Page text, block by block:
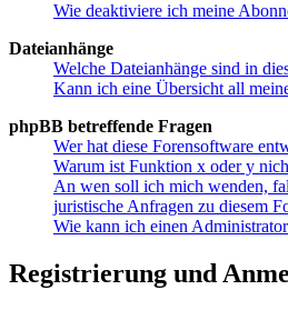
Wie deaktiviere ich meine
Dateianhänge
Welche Dateianhänge sind in
Kann ich eine Übersicht all
phpBB betreffende Fragen
Wer hat diese Forensoftware
Warum ist Funktion x oder y
An wen soll ich mich wenden,
juristische Anfragen zu diesem
Wie kann ich einen
Registrierung und